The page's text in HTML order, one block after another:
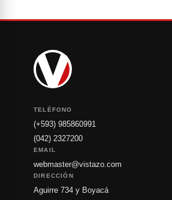
TELÉFONO
(+593) 985860991
(042) 2327200
EMAIL
webmaster@vistazo.com
DIRECCIÓN
Aguirre 734 y Boyacá